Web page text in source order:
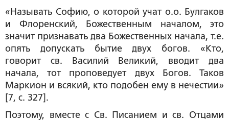
«Называть Софию, о которой учат о.о. Булгаков
и Флоренский, Божественным началом, это
значит признавать два Божественных начала, т.е.
опять допускать бытие двух богов. «Кто,
говорит св. Василий Великий, вводит два
начала, тот проповедует двух Богов. Таков
Маркион и всякий, кто подобен ему в нечестии»
[7, с. 327].
Поэтому, вместе с Св. Писанием и св. Отцами